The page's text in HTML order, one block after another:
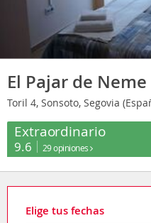
El Pajar de Neme
Toril 4, Sonsoto, Segovia
Extraordinario
9.6 29 opiniones
Elige tus fechas